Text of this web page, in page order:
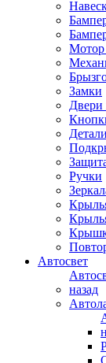
Мотор
Замки
Двери
Ручки
Автосвет
назад